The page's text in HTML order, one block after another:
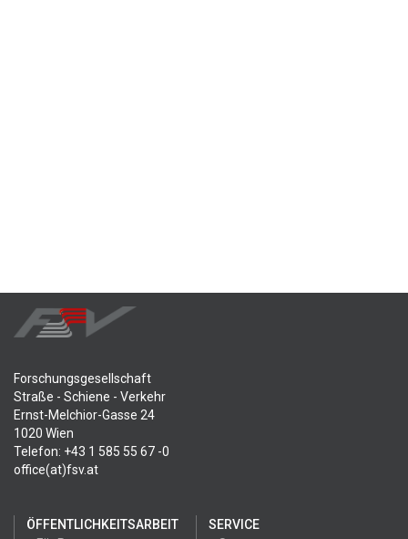
Forschungsgesellschaft
Straße - Schiene - Verkehr
Ernst-Melchior-Gasse 24
1020 Wien
Telefon: +43 1 585 55 67 -0
office(at)fsv.at
ÖFFENTLICHKEITSARBEIT
SERVICE